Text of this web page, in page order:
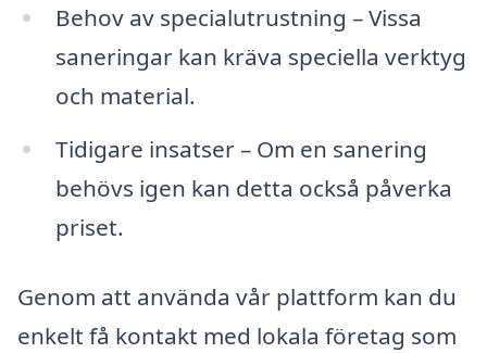
Behov av specialutrustning – Vissa
saneringar kan kräva speciella verktyg
och material.
Tidigare insatser – Om en sanering
behövs igen kan detta också påverka
priset.
Genom att använda vår plattform kan du
enkelt få kontakt med lokala företag som